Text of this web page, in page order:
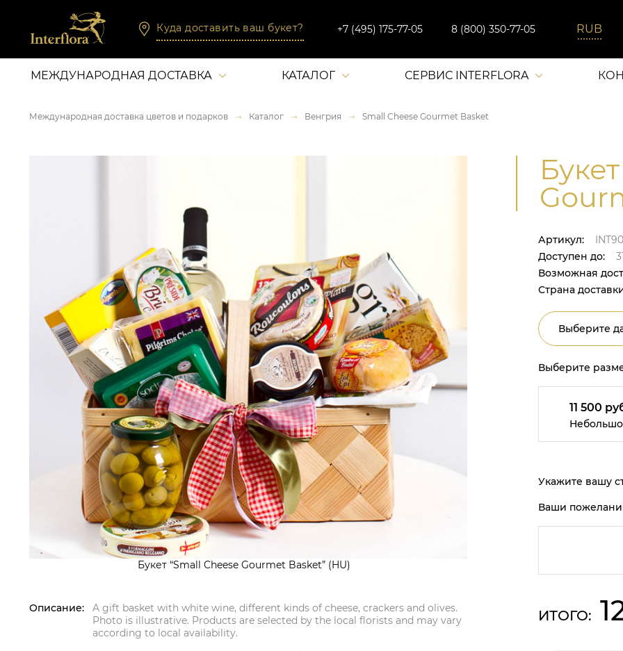
Куда доставить ваш букет? +7 (495) 175-77-05 8 (800) 350-77-05
МЕЖДУНАРОДНАЯ ДОСТАВКА КАТАЛОГ СЕРВИС INTERFLORA
Международная доставка цветов и подарков Каталог Венгрия Small Cheese Gourmet Basket
Букет “Small Cheese Gourmet Basket” (HU)
Описание:
A gift basket with white wine, different kinds of cheese, crackers and olives.
Photo is illustrative. Products are selected by the local florists and may vary
according to local availability.
Артикул:
Доступен до:
Возможная
Страна
Выберите
Выберите
11 500
Укажите вашу
Ваши
ИТОГО: